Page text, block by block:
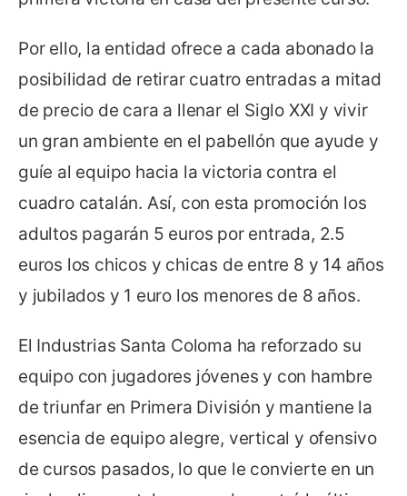
Por ello, la entidad ofrece a cada abonado la
posibilidad de retirar cuatro entradas a mitad
de precio de cara a llenar el Siglo XXI y vivir
un gran ambiente en el pabellón que ayude y
guíe al equipo hacia la victoria contra el
cuadro catalán. Así, con esta promoción los
adultos pagarán 5 euros por entrada, 2.5
euros los chicos y chicas de entre 8 y 14 años
y jubilados y 1 euro los menores de 8 años.
El Industrias Santa Coloma ha reforzado su
equipo con jugadores jóvenes y con hambre
de triunfar en Primera División y mantiene la
esencia de equipo alegre, vertical y ofensivo
de cursos pasados, lo que le convierte en un